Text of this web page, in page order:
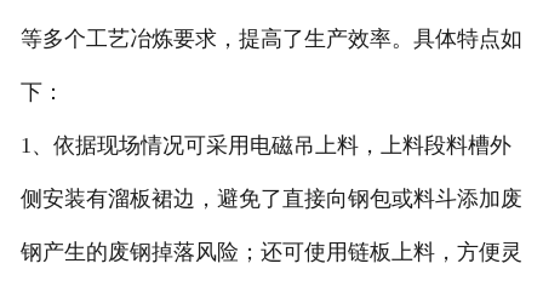
等多个工艺冶炼要求，提高了生产效率。具体特点如
下：
1、依据现场情况可采用电磁吊上料，上料段料槽外
侧安装有溜板裙边，避免了直接向钢包或料斗添加废
钢产生的废钢掉落风险；还可使用链板上料，方便灵